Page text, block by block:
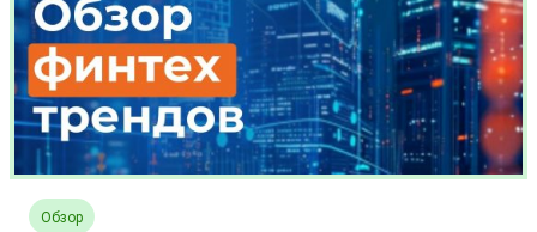
Обзор